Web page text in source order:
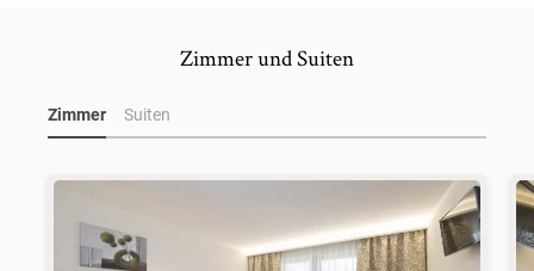
Zimmer und Suiten
Zimmer Suiten